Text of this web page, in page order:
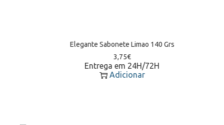
Elegante Sabonete Limao 140 Grs
3,75€
Entrega em 24H/72H
Adicionar